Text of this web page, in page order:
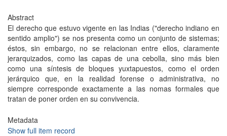
Abstract
El derecho que estuvo vigente en las Indias ("derecho indiano en
sentido amplio") se nos presenta como un conjunto de sistemas;
éstos, sin embargo, no se relacionan entre ellos, claramente
jerarquizados, como las capas de una cebolla, sino más bien
como una síntesis de bloques yuxtapuestos, como el orden
jerárquico que, en la realidad forense o administrativa, no
siempre corresponde exactamente a las nomas formales que
tratan de poner orden en su convivencia.
Metadata
Show full item record